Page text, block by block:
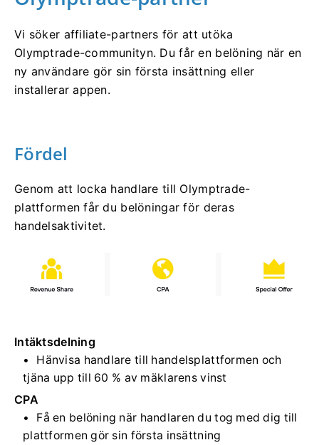
Vi söker affiliate-partners för att utöka
Olymptrade-communityn. Du får en belöning när en
ny användare gör sin första insättning eller
installerar appen.
Fördel
Genom att locka handlare till Olymptrade-
plattformen får du belöningar för deras
handelsaktivitet.
Intäktsdelning
Hänvisa handlare till handelsplattformen och
tjäna upp till 60 % av mäklarens vinst
CPA
Få en belöning när handlaren du tog med dig till
plattformen gör sin första insättning